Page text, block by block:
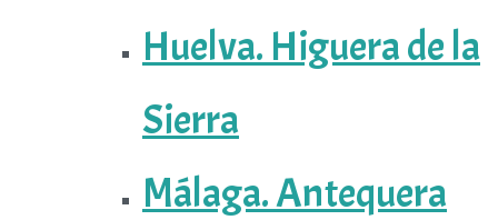
Huelva. Higuera de la
Sierra
Málaga. Antequera